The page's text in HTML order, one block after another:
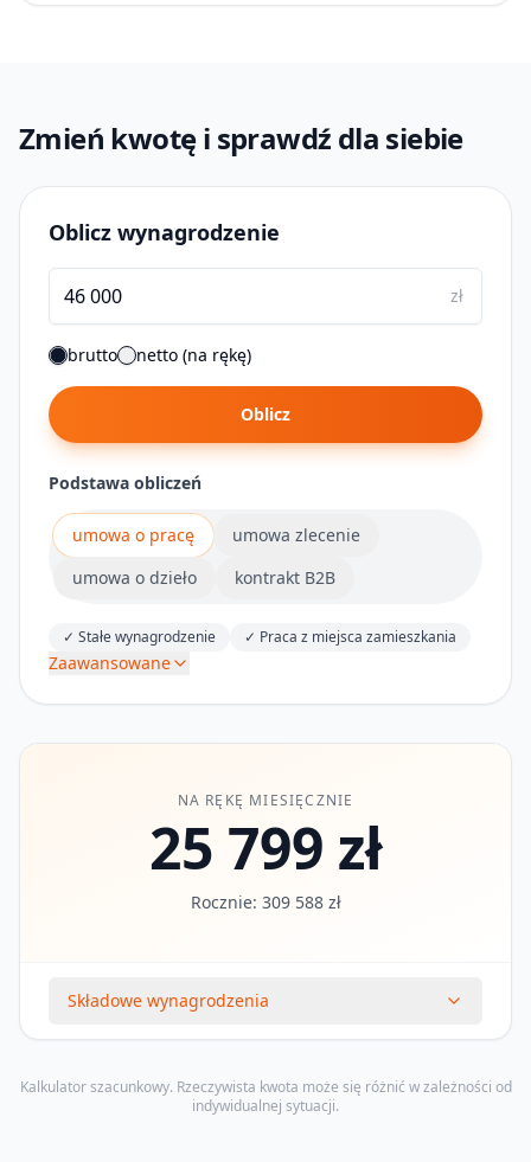
Zmień kwotę i sprawdź dla siebie
Oblicz wynagrodzenie
zł
brutto netto (na rękę)
Oblicz
Podstawa obliczeń
umowa o pracę
umowa zlecenie
umowa o dzieło
kontrakt B2B
✓ Stałe wynagrodzenie ✓ Praca z miejsca zamieszkania
Zaawansowane
NA RĘKĘ MIESIĘCZNIE
25 799 zł
Rocznie: 309 588 zł
Składowe wynagrodzenia
Kalkulator szacunkowy. Rzeczywista kwota może się różnić w zależności od
indywidualnej sytuacji.